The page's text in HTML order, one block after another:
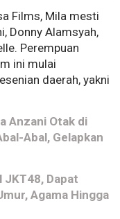
Films, Mila mesti
Donny Alamsyah,
Perempuan
ini mulai
daerah, yakni
Anzani Otak di
Abal, Gelapkan
JKT48, Dapat
Agama Hingga